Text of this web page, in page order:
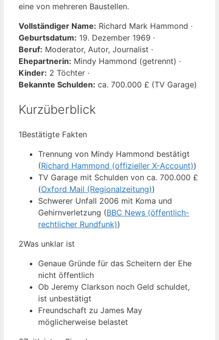
eine von mehreren Baustellen.
Vollständiger Name: Richard Mark Hammond ·
Geburtsdatum: 19. Dezember 1969 ·
Beruf: Moderator, Autor, Journalist ·
Ehepartnerin: Mindy Hammond (getrennt) ·
Kinder: 2 Töchter ·
Bekannte Schulden: ca. 700.000 £ (TV Garage)
Kurzüberblick
1Bestätigte Fakten
Trennung von Mindy Hammond bestätigt
(Richard Hammond (offizieller X-Account))
TV Garage mit Schulden von ca. 700.000 £
(Oxford Mail (Regionalzeitung))
Schwerer Unfall 2006 mit Koma und
Gehirnverletzung (BBC News (öffentlich-
rechtlicher Rundfunk))
2Was unklar ist
Genaue Gründe für das Scheitern der Ehe
nicht öffentlich
Ob Jeremy Clarkson noch Geld schuldet,
ist unbestätigt
Freundschaft zu James May
möglicherweise belastet